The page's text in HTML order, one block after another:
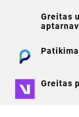
Greitas
Greitas